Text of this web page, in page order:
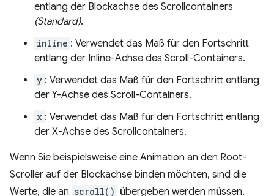
entlang der Blockachse des Scrollcontainers
(Standard).
inline : Verwendet das Maß für den Fortschritt
entlang der Inline-Achse des Scroll-Containers.
y : Verwendet das Maß für den Fortschritt entlang
der Y-Achse des Scroll-Containers.
x : Verwendet das Maß für den Fortschritt entlang
der X-Achse des Scrollcontainers.
Wenn Sie beispielsweise eine Animation an den Root-
Scroller auf der Blockachse binden möchten, sind die
Werte, die an scroll() übergeben werden müssen,